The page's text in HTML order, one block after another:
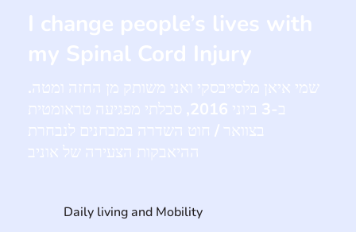
Daily living and Mobility
I change people’s lives with
my Spinal Cord Injury
שמי איאן מלסייבסקי ואני משותק מן החזה ומטה.
ב-3 ביוני 2016, סבלתי מפגיעה טראומטית
בצוואר / חוט השדרה במבחנים לנבחרת
ההיאבקות הצעירה של אוניב